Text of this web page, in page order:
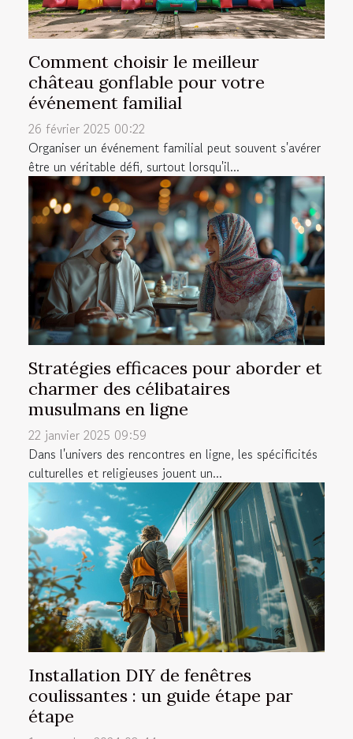
Comment choisir le meilleur
château gonflable pour votre
événement familial
26 février 2025 00:22
Organiser un événement familial peut souvent s'avérer
être un véritable défi, surtout lorsqu'il...
Stratégies efficaces pour aborder et
charmer des célibataires
musulmans en ligne
22 janvier 2025 09:59
Dans l'univers des rencontres en ligne, les spécificités
culturelles et religieuses jouent un...
Installation DIY de fenêtres
coulissantes : un guide étape par
étape